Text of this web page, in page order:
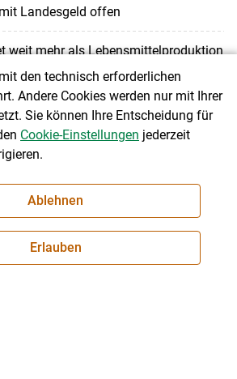
Landesgeld offen
weit mehr als Lebensmittelproduktion
sparsam um
die Salzburger Milchlösung
zum
vorigen
nächsten
Set
Artikel | Seite 1 von 18
den technisch erforderlichen
Andere Cookies werden nur mit Ihrer
Sie können Ihre Entscheidung für
Cookie-Einstellungen jederzeit
Ablehnen
Erlauben